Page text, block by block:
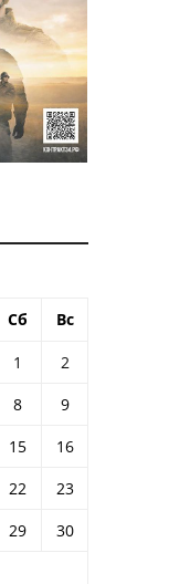
Сб Вс
1
2
8
9
15
16
22
23
29
30